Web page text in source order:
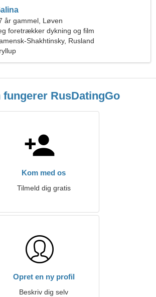
år gammel, Løven
foretrækker dykning og film
Shakhtinsky, Rusland
fungerer RusDatingGo
Kom med os
Tilmeld dig gratis
Opret en ny profil
Beskriv dig selv